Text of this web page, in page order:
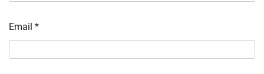
Email *